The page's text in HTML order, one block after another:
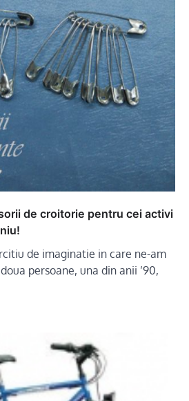
de croitorie pentru cei activi
de imaginatie in care ne-am
persoane, una din anii ’90,